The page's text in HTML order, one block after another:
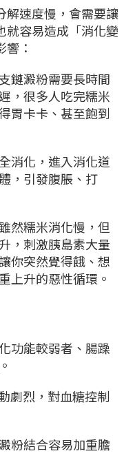
解速度慢，會需要讓
就容易造成「消化變
：
支鏈澱粉需要長時間
，很多人吃完糯米
胃卡卡、甚至飽到
消化，進入消化道
，引發腹脹、打
雖然糯米消化慢，但
，刺激胰島素大量
你突然覺得餓、想
上升的惡性循環。
功能較弱者、腸躁
劇烈，對血糖控制
粉結合容易加重膽